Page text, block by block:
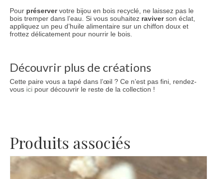
Pour préservervotre bijou en bois recyclé, ne laissez pas le
bois tremper dans l’eau. Si vous souhaitez raviverson éclat,
appliquez un peu d’huile alimentaire sur un chiffon doux et
frottez délicatement pour nourrir le bois.
Découvrir plus de créations
Cette paire vous a tapé dans l’œil ? Ce n’est pas fini, rendez-
vous ici pour découvrir le reste de la collection !
Produits associés